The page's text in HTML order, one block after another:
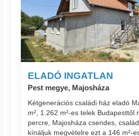
ELADÓ INGATLAN
Pest megye, Majosháza
Kétgenerációs családi ház eladó
m², 1.262 m²-es telek Budapesttől
percre, Majosháza csendes,
kínáljuk megvételre ezt a 146 m²-